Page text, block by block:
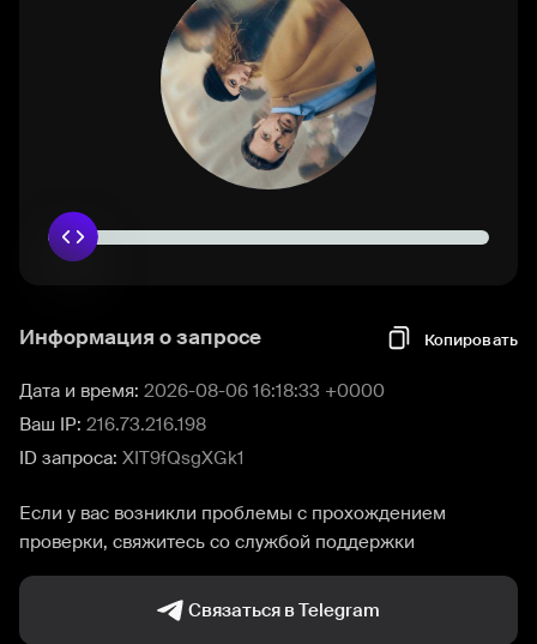
Информация о запросе Копировать
Дата и время: 2026-08-06 16:18:33 +0000
Ваш IP: 216.73.216.198
ID запроса: XIT9fQsgXGk1
Если у вас возникли проблемы с прохождением
проверки, свяжитесь со службой поддержки
Связаться в Telegram